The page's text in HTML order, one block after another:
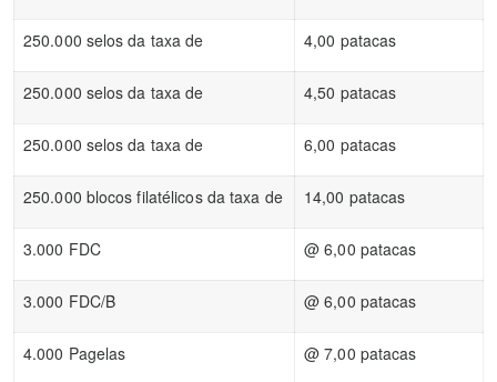
250.000 selos da taxa de 4,00 patacas
250.000 selos da taxa de 4,50 patacas
250.000 selos da taxa de 6,00 patacas
250.000 blocos filatélicos da taxa de 14,00 patacas
3.000 FDC @ 6,00 patacas
3.000 FDC/B @ 6,00 patacas
4.000 Pagelas @ 7,00 patacas